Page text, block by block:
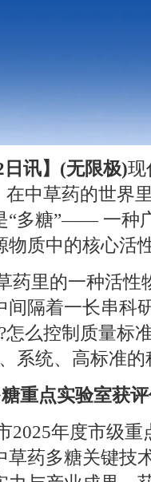
日讯】(无限极)现
在中草药的世界
“多糖”—— 一种
物质中的核心活
药里的一种活性
间隔着一长串科
怎么控制质量标
系统、高标准
重点实验室获
2025年度市级
药多糖关键技